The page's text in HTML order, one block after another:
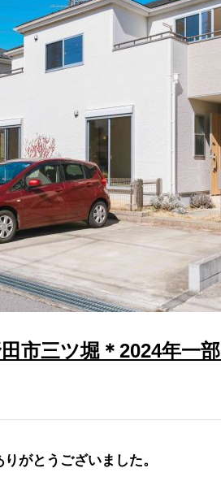
求人
調査・測量・許可まで
ワンストップサービ
採竹を無償で差し上げます。
空き家物件（投資用・住み替え用
市三ツ堀＊2024年一
がとうございました。